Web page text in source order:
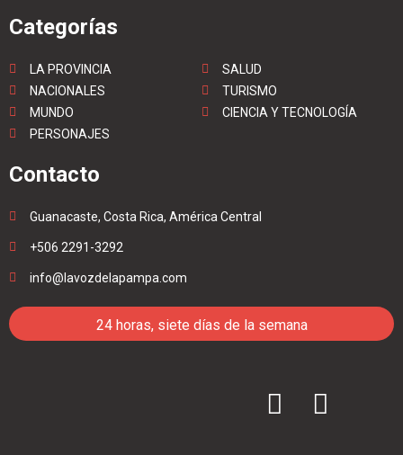
Categorías
LA PROVINCIA
NACIONALES
MUNDO
PERSONAJES
SALUD
TURISMO
CIENCIA Y TECNOLOGÍA
Contacto
Guanacaste, Costa Rica, América Central
+506 2291-3292
info@lavozdelapampa.com
24 horas, siete días de la semana